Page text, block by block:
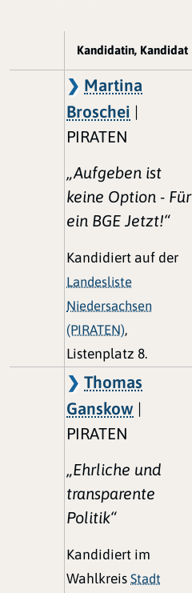
Kandidatin, Kandidat
Martina
Broschei |
PIRATEN
„Aufgeben ist
keine Option - Für
ein BGE Jetzt!“
Kandidiert auf der
Landesliste
Niedersachsen
(PIRATEN),
Listenplatz 8.
Thomas
Ganskow |
PIRATEN
„Ehrliche und
transparente
Politik“
Kandidiert im
Wahlkreis Stadt